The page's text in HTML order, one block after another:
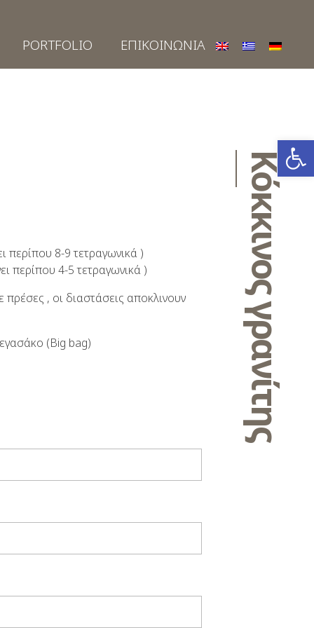
PORTFOLIO ΕΠΙΚΟΙΝΩΝΙΑ
περίπου 8-9 τετραγωνικά )
περίπου 4-5 τετραγωνικά )
πρέσες , οι διαστάσεις αποκλινουν
(Big bag) Κόκκινος γρανίτης